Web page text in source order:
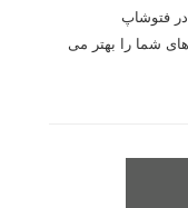
شما را بهتر می